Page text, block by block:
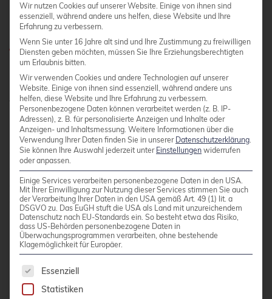
Drittes Mittel: Information
Besonders bei Schädlingen, die wie „Golden Eye“
per hoch personalisierter Email Verbreitung
finden, hilft ein gut informierter Empfänger.
Grundsätzlich ist sehr vielen Email-Anhängen mit
Misstrauen zu begegnen – vor allem, wenn man
den angeblichen Absender nicht kennt – aber
auch, wenn man ihn kennt. Schließlich kann man
ad hoc nicht erkennen, ob eine Mail einen
gefälschten Absender hat oder ob das
Computersystem des Absenders nicht bereits
manipuliert wurde.
Daher ist meiner Erfahrung nach neben allen
üblichen Schutzmaßnahmen, wie Antiviren-
Wir nutzen Cookies auf unserer Website. Einige von ihnen sind
essenziell, während andere uns helfen, diese Website und Ihre
Erfahrung zu verbessern.
Wenn Sie unter 16 Jahre alt sind und Ihre Zustimmung zu freiwilligen
Diensten geben möchten, müssen Sie Ihre Erziehungsberechtigten
um Erlaubnis bitten.
Wir verwenden Cookies und andere Technologien auf unserer
Website. Einige von ihnen sind essenziell, während andere uns
helfen, diese Website und Ihre Erfahrung zu verbessern.
Personenbezogene Daten können verarbeitet werden (z. B. IP-
Adressen), z. B. für personalisierte Anzeigen und Inhalte oder
Anzeigen- und Inhaltsmessung. Weitere Informationen über die
Verwendung Ihrer Daten finden Sie in unserer Datenschutzerklärung
Sie können Ihre Auswahl jederzeit unter Einstellungen widerrufen
oder anpassen.
Einige Services verarbeiten personenbezogene Daten in den USA.
Mit Ihrer Einwilligung zur Nutzung dieser Services stimmen Sie auch
der Verarbeitung Ihrer Daten in den USA gemäß Art. 49 (1) lit. a
DSGVO zu. Das EuGH stuft die USA als Land mit unzureichendem
Datenschutz nach EU-Standards ein. So besteht etwa das Risiko,
dass US-Behörden personenbezogene Daten in
Überwachungsprogrammen verarbeiten, ohne bestehende
Klagemöglichkeit für Europäer.
Es folgt eine Liste der Service-Gruppen, für die
Essenziell
Statistiken